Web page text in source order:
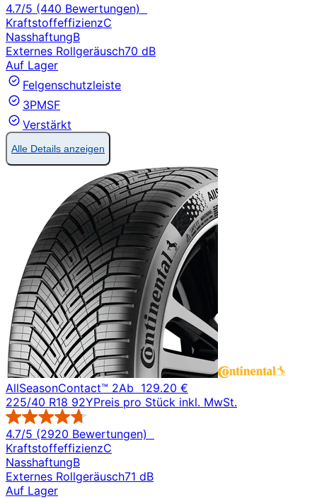
4.7/5 (440 Bewertungen)
KraftstoffeffizienzC
NasshaftungB
Externes Rollgeräusch70 dB
Auf Lager
Felgenschutzleiste
3PMSF
Verstärkt
Alle Details anzeigen
AllSeasonContact™ 2Ab 129.20 €
225/40 R18 92YPreis pro Stück inkl. MwSt.
4.7/5 (2920 Bewertungen)
KraftstoffeffizienzC
NasshaftungB
Externes Rollgeräusch71 dB
Auf Lager